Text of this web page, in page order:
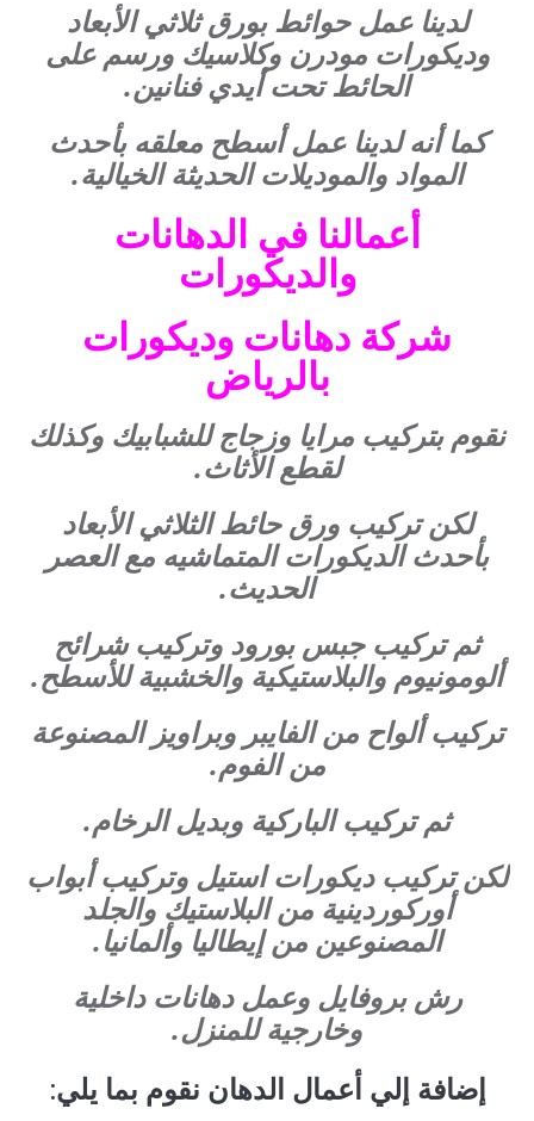
لدينا عمل حوائط بورق ثلاثي الأبعاد
وديكورات مودرن وكلاسيك ورسم على
الحائط تحت أيدي فنانين.
كما أنه لدينا عمل أسطح معلقه بأحدث
المواد والموديلات الحديثة الخيالية.
أعمالنا في الدهانات
والديكورات
شركة دهانات وديكورات
بالرياض
نقوم بتركيب مرايا وزجاج للشبابيك وكذلك
لقطع الأثاث.
لكن تركيب ورق حائط الثلاثي الأبعاد
بأحدث الديكورات المتماشيه مع العصر
الحديث.
ثم تركيب جبس بورود وتركيب شرائح
ألومونيوم والبلاستيكية والخشبية للأسطح.
تركيب ألواح من الفايبر وبراويز المصنوعة
من الفوم.
ثم تركيب الباركية وبديل الرخام.
لكن تركيب ديكورات استيل وتركيب أبواب
أوركوردينية من البلاستيك والجلد
المصنوعين من إيطاليا وألمانيا.
رش بروفايل وعمل دهانات داخلية
وخارجية للمنزل.
إضافة إلي أعمال الدهان نقوم بما يلي: